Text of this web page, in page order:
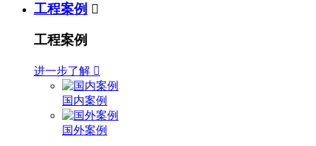
工程案例 
工程案例
进一步了解 
国内案例
国外案例